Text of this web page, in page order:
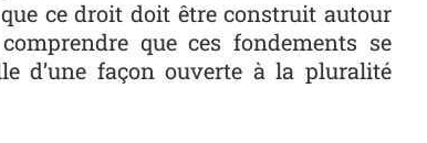
ce droit doit être construit autour
que ces fondements se
d’une façon ouverte à la pluralité